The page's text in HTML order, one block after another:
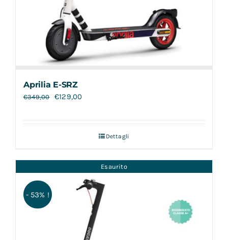
Aprilia E-SRZ
€349,00 €129,00
Dettagli
Esaurito
- 53% !